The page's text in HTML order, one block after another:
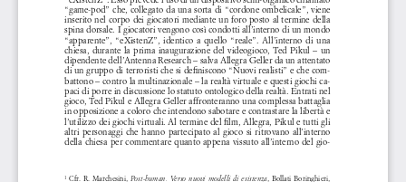
“game-pod” che, collegato da una sorta di “cordone ombelicale”, viene
inserito nel corpo dei giocatori mediante un foro posto al termine della
spina dorsale. I giocatori vengono così condotti all’interno di un mondo
“apparente”,  “eXistenZ”,  identico  a  quello  “reale”.  All’interno  di  una
chiesa,  durante  la  prima  inaugurazione  del  videogioco,  Ted  Pikul  –  un
dipendente dell’Antenna Research – salva Allegra Geller da un attentato
di un gruppo di terroristi che si definiscono “Nuovi realisti” e che com-
battono – contro la multinazionale – la realtà virtuale e questi giochi ca-
paci di porre in discussione lo statuto ontologico della realtà. Entrati nel
gioco, Ted Pikul e Allegra Geller affronteranno una complessa battaglia
in opposizione a coloro che intendono sabotare e contrastare la libertà e
l’utilizzo dei giochi virtuali. Al termine del film, Allegra, Pikul e tutti gli
altri  personaggi  che  hanno  partecipato  al  gioco  si  ritrovano  all’interno
della  chiesa  per  commentare  quanto  appena  vissuto  all’interno  del  gio-
1
  Cfr.  R.  Marchesini,
Post-human.  Verso  nuovi  modelli  di  esistenza,  Bollati  Boringhieri,